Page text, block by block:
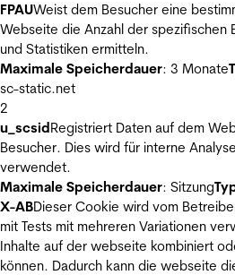
FPAUWeist dem Besucher eine
Webseite die Anzahl der spezifischen
und Statistiken ermitteln.
Maximale Speicherdauer: 3 Monate
sc-static.net
2
u_scsidRegistriert Daten auf dem
Besucher. Dies wird für interne
verwendet.
Maximale Speicherdauer: Sitzung
X-ABDieser Cookie wird vom
mit Tests mit mehreren Variationen
Inhalte auf der webseite kombiniert
können. Dadurch kann die webseite